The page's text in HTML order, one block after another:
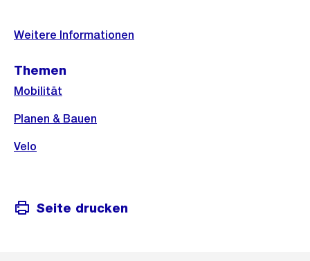
Weitere
Weitere Informationen
Themen
Mobilität
Planen & Bauen
Velo
Seite drucken